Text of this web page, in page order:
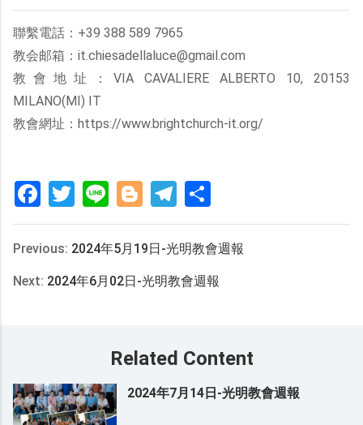
聯繫電話：+39 388 589 7965
教会邮箱：it.chiesadellaluce@gmail.com
教會地址：VIA CAVALIERE ALBERTO 10, 20153
MILANO(MI) IT
教會網址：https://www.brightchurch-it.org/
FacebookTwitter Line Blogger Telegram
Previous: 2024年5月19日-光明教會週報
Next: 2024年6月02日-光明教會週報
Related Content
2024年7月14日-光明教會週報